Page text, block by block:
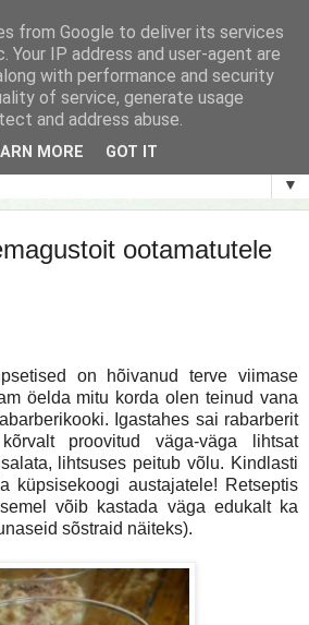
▼
ootamatutele
on hõivanud terve viimase
öelda mitu korda olen teinud vana
Igastahes sai rabarberit
proovitud väga-väga lihtsat
lihtsuses peitub võlu. Kindlasti
küpsisekoogi austajatele! Retseptis
võib kastada väga edukalt ka
sõstraid näiteks).
from Google to deliver its services
Your IP address and user-agent are
with performance and security
of service, generate usage
and address abuse.
MORE GOT IT